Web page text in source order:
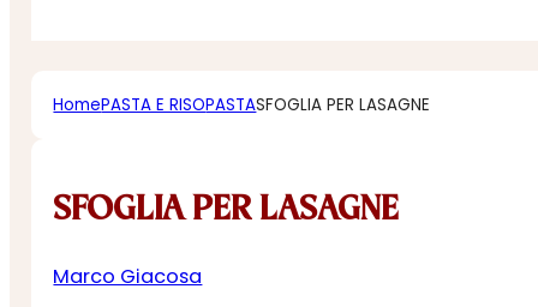
HomePASTA E RISOPASTASFOGLIA PER LASAGNE
SFOGLIA PER LASAGNE
Marco Giacosa